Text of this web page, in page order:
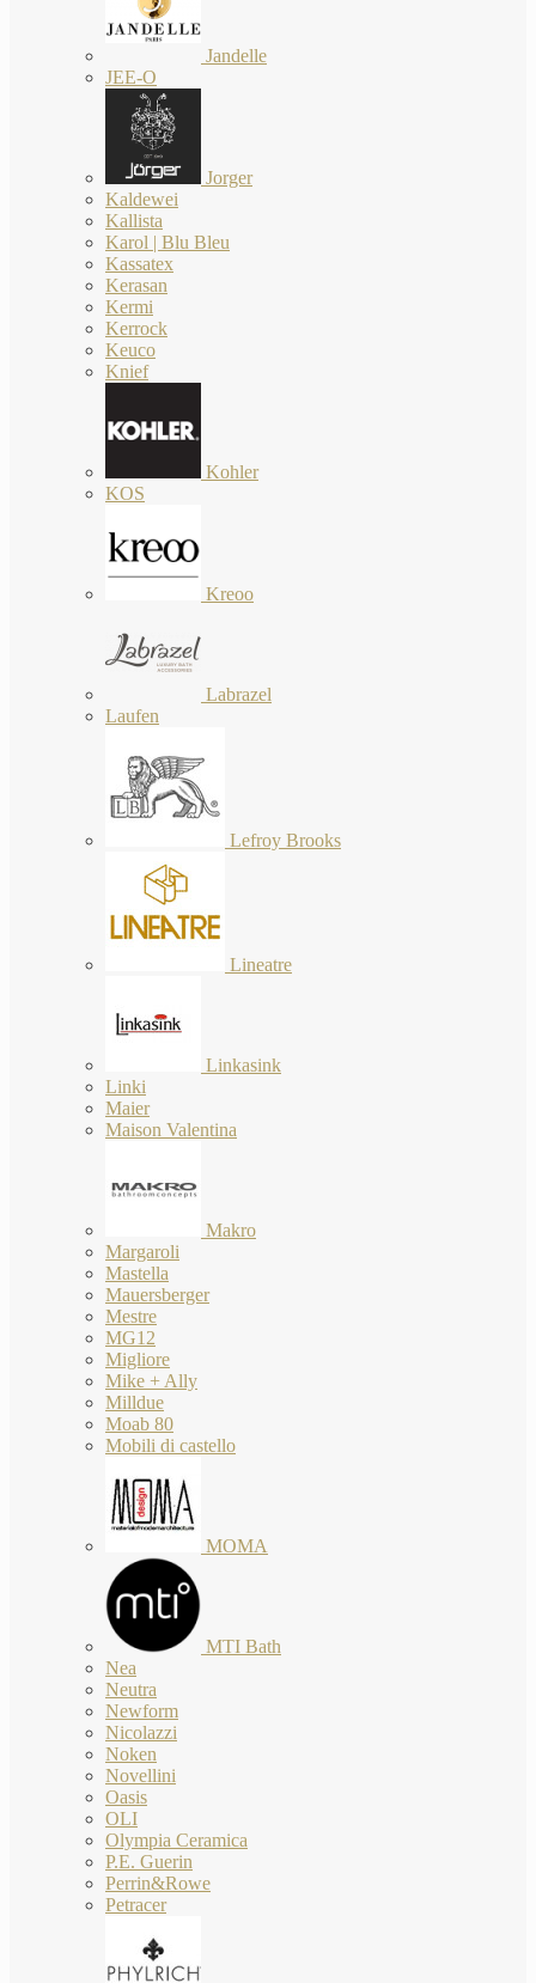
Jandelle
JEE-O
Jorger
Kaldewei
Kallista
Karol | Blu Bleu
Kassatex
Kerasan
Kermi
Kerrock
Keuco
Knief
Kohler
KOS
Kreoo
Labrazel
Laufen
Lefroy Brooks
Lineatre
Linkasink
Linki
Maier
Maison Valentina
Makro
Margaroli
Mastella
Mauersberger
Mestre
MG12
Migliore
Mike + Ally
Milldue
Moab 80
Mobili di castello
MOMA
MTI Bath
Nea
Neutra
Newform
Nicolazzi
Noken
Novellini
Oasis
OLI
Olympia Ceramica
P.E. Guerin
Perrin&Rowe
Petracer